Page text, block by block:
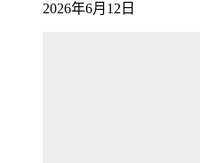
2026年6月12日